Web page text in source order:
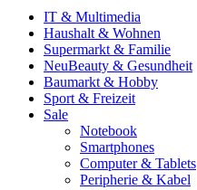
IT & Multimedia
Haushalt & Wohnen
Supermarkt & Familie
NeuBeauty & Gesundheit
Baumarkt & Hobby
Sport & Freizeit
Sale
Notebook
Smartphones
Computer & Tablets
Peripherie & Kabel